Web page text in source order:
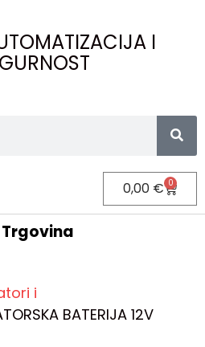
I
0,00 € 0
Trgovina
i
BATERIJA 12V